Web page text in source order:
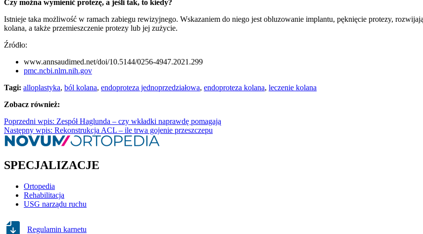
Czy można wymienić protezę, a jeśli tak, to kiedy?
Istnieje taka możliwość w ramach zabiegu rewizyjnego. Wskazaniem do niego jest obluzowanie implantu, pęknięcie protezy,
kolana, a także przemieszczenie protezy lub jej zużycie.
Źródło:
www.annsaudimed.net/doi/10.5144/0256-4947.2021.299
pmc.ncbi.nlm.nih.gov
Tagi: alloplastyka, ból kolana, endoproteza jednoprzedziałowa, endoproteza kolana, leczenie kolana
Zobacz również:
Poprzedni wpis: Zespół Haglunda – czy wkładki naprawdę pomagają
Następny wpis: Rekonstrukcja ACL – ile trwa gojenie przeszczepu
SPECJALIZACJE
Ortopedia
Rehabilitacja
USG narządu ruchu
Regulamin karnetu